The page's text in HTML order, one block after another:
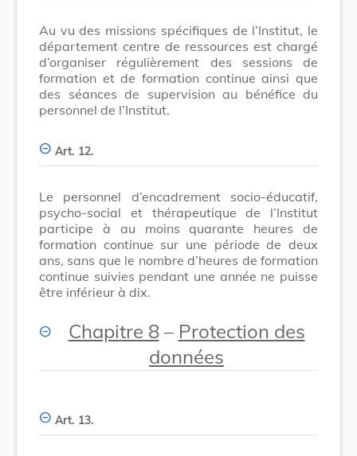
Au vu des missions spécifiques de l’Institut, le
département centre de ressources est chargé
d’organiser régulièrement des sessions de
formation et de formation continue ainsi que
des séances de supervision au bénéfice du
personnel de l’Institut.
Art. 12.
Le personnel d’encadrement socio-éducatif,
psycho-social et thérapeutique de l’Institut
participe à au moins quarante heures de
formation continue sur une période de deux
ans, sans que le nombre d’heures de formation
continue suivies pendant une année ne puisse
être inférieur à dix.
Chapitre 8– Protection des
données
Art. 13.